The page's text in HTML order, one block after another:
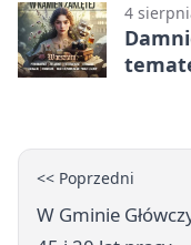
4
<< Poprzedni
W Gminie